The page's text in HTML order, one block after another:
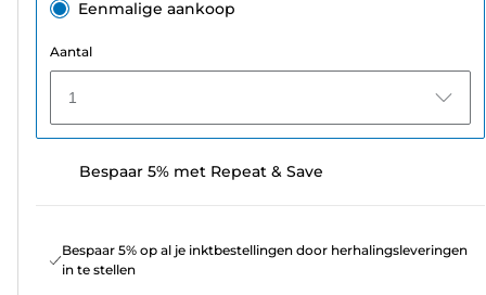
Eenmalige aankoop
Aantal
1
Bespaar 5% met Repeat & Save
Bespaar 5% op al je inktbestellingen door herhalingsleveringen
in te stellen